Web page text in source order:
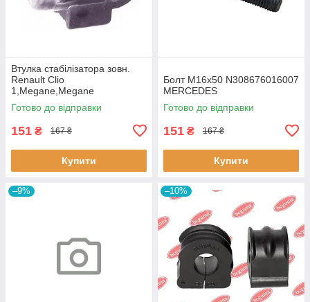
Втулка стабiлізатора зовн.
Renault Clio
1,Megane,Megane
Classic,Megane Scenic,R19
60643 3RG
Готово до відправки
151 ₴ 167 ₴
Купити
Болт M16x50 N308676016007
MERCEDES
Готово до відправки
151 ₴ 167 ₴
Купити
–9% –10%